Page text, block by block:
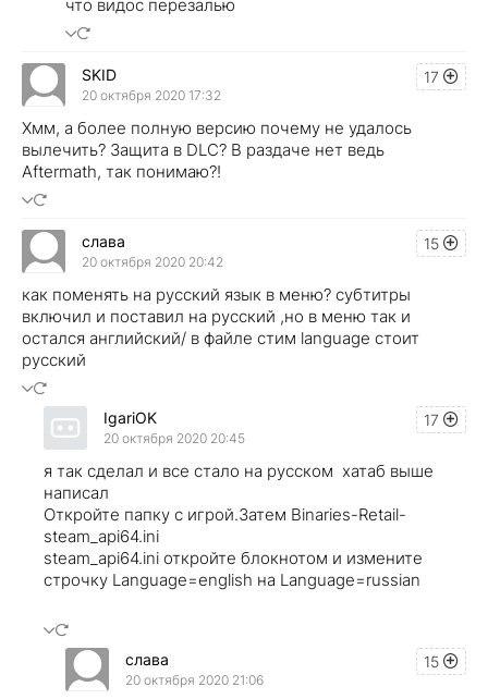
что видос перезалью
17
SKID
20 октября 2020 17:32
Хмм, а более полную версию почему не удалось
вылечить? Защита в DLC? В раздаче нет ведь
Aftermath, так понимаю?!
15
слава
20 октября 2020 20:42
как поменять на русский язык в меню? субтитры
включил и поставил на русский ,но в меню так и
остался английский/ в файле стим language стоит
русский
17
IgariOK
20 октября 2020 20:45
я так сделал и все стало на русском хатаб выше
написал
Откройте папку с игрой.Затем Binaries-Retail-
steam_api64.ini
steam_api64.ini откройте блокнотом и измените
строчку Language=english на Language=russian
15
слава
20 октября 2020 21:06